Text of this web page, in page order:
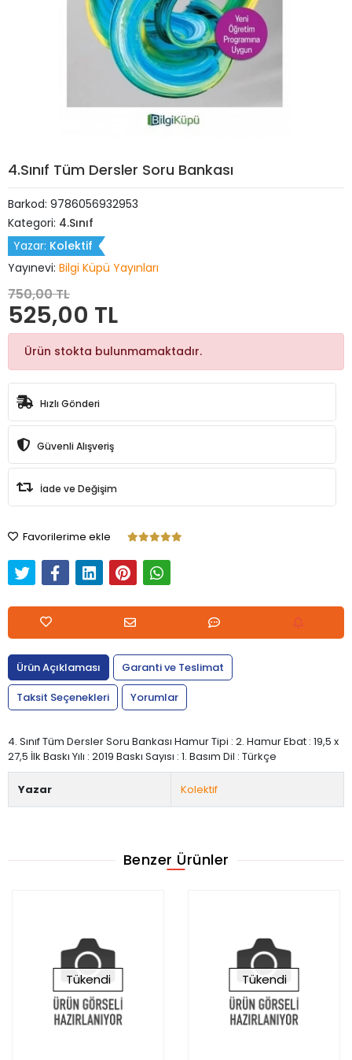
4.Sınıf Tüm Dersler Soru Bankası
Barkod: 9786056932953
Kategori: 4.Sınıf
Yazar: Kolektif
Yayınevi: Bilgi Küpü Yayınları
750,00 TL
525,00 TL
Ürün stokta bulunmamaktadır.
Hızlı Gönderi
Güvenli Alışveriş
İade ve Değişim
Favorilerime ekle
Ürün Açıklaması
Garanti ve Teslimat
Taksit Seçenekleri
Yorumlar
4. Sınıf Tüm Dersler Soru Bankası Hamur Tipi : 2. Hamur Ebat : 19,5 x
27,5 İlk Baskı Yılı : 2019 Baskı Sayısı : 1. Basım Dil : Türkçe
Yazar Kolektif
Benzer Ürünler
Tükendi Tükendi